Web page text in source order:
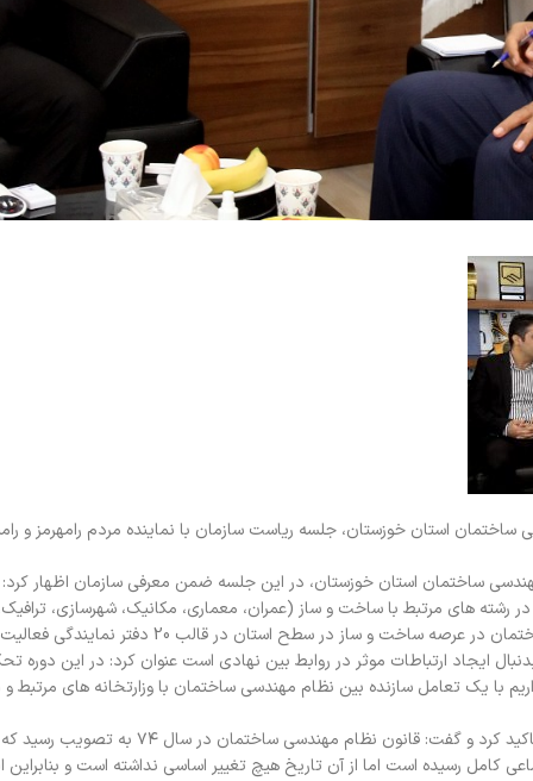
ساختمان استان خوزستان، جلسه ریاست سازمان با نماینده مردم رامهرمز و
ساختمان استان خوزستان، در این جلسه ضمن معرفی سازمان اظهار
و دارای 20 هزار عضو در رشته های مرتبط با ساخت و ساز (عمران، معماری، مکانیک،
ساخت و ساز در سطح استان در قالب 20 دفتر نمایندگی فعالیت دارد.
ایجاد ارتباطات موثر در روابط بین نهادی است عنوان کرد: در این دوره
با یک تعامل سازنده بین نظام مهندسی ساختمان با وزارتخانه های مرتبط
دویده بر لزوم اصلاح قانون نظام مهندسی تاکید کرد
رسیده است اما از آن تاریخ هیچ تغییر اساسی نداشته است و بنابراین